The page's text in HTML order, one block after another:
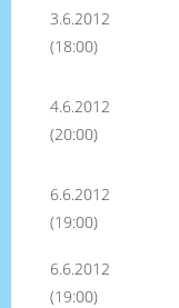
3.6.2012
(18:00)
4.6.2012
(20:00)
6.6.2012
(19:00)
6.6.2012
(19:00)